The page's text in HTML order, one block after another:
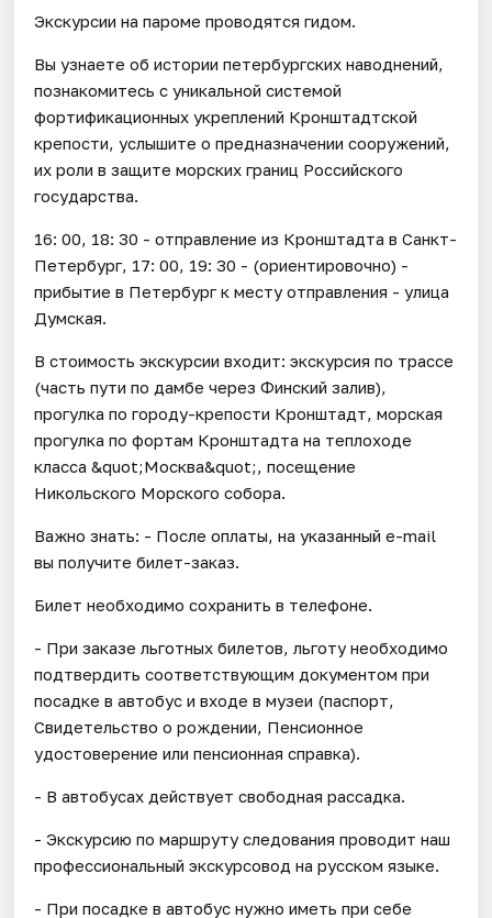
Экскурсии на пароме проводятся гидом.
Вы узнаете об истории петербургских наводнений,
познакомитесь с уникальной системой
фортификационных укреплений Кронштадтской
крепости, услышите о предназначении сооружений,
их роли в защите морских границ Российского
государства.
16: 00, 18: 30 - отправление из Кронштадта в Санкт-
Петербург, 17: 00, 19: 30 - (ориентировочно) -
прибытие в Петербург к месту отправления - улица
Думская.
В стоимость экскурсии входит: экскурсия по трассе
(часть пути по дамбе через Финский залив),
прогулка по городу-крепости Кронштадт, морская
прогулка по фортам Кронштадта на теплоходе
класса &quot;Москва&quot;, посещение
Никольского Морского собора.
Важно знать: - После оплаты, на указанный e-mail
вы получите билет-заказ.
Билет необходимо сохранить в телефоне.
- При заказе льготных билетов, льготу необходимо
подтвердить соответствующим документом при
посадке в автобус и входе в музеи (паспорт,
Свидетельство о рождении, Пенсионное
удостоверение или пенсионная справка).
- В автобусах действует свободная рассадка.
- Экскурсию по маршруту следования проводит наш
профессиональный экскурсовод на русском языке.
- При посадке в автобус нужно иметь при себе